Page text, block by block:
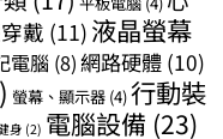
戴 (11) 液晶螢幕
電腦 (8)網路硬體 (10)
螢幕、顯示器 (4)行動裝
身 (2) 電腦設備 (23)